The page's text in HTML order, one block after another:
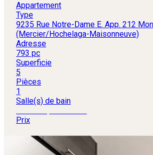
Appartement
Type
9235 Rue Notre-Dame E. App. 212
(Mercier/Hochelaga-Maisonneuve)
Adresse
793 pc
Superficie
5
Pièces
1
Salle(s) de bain
Prix